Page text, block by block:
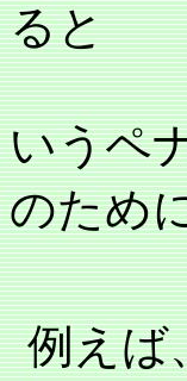
ると
いうペ
のため
例えば